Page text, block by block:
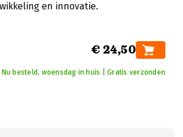
en innovatie.
€ 24,50
Nu besteld, woensdag in huis | Gratis verzonden